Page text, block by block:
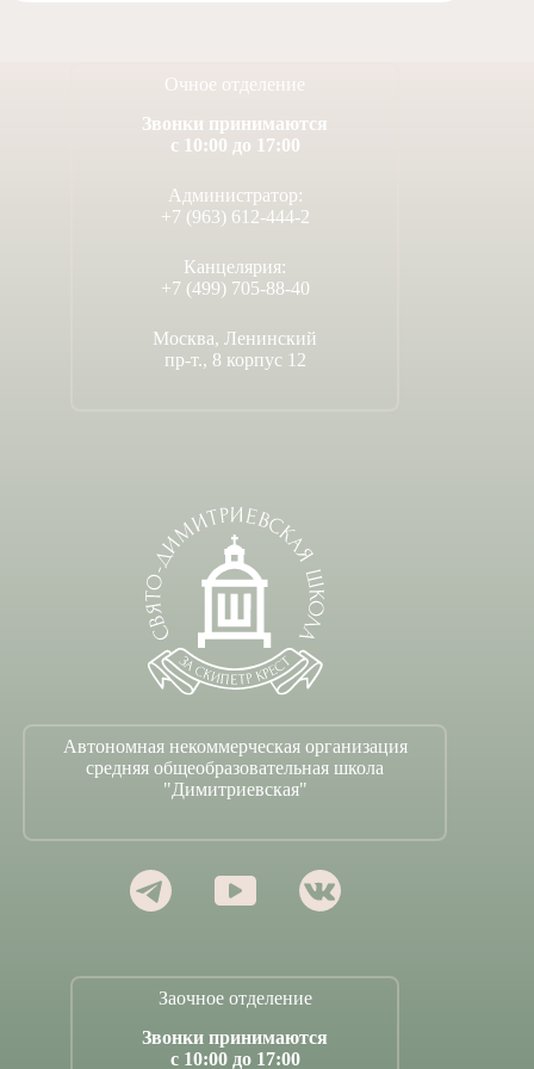
Очное отделение
Звонки принимаются
с 10:00 до 17:00
Администратор:
+7 (963) 612-444-2
Канцелярия:
+7 (499) 705-88-40
Москва, Ленинский
пр-т., 8 корпус 12
Автономная некоммерческая организация
средняя общеобразовательная школа
"Димитриевская"
Заочное отделение
Звонки принимаются
с 10:00 до 17:00